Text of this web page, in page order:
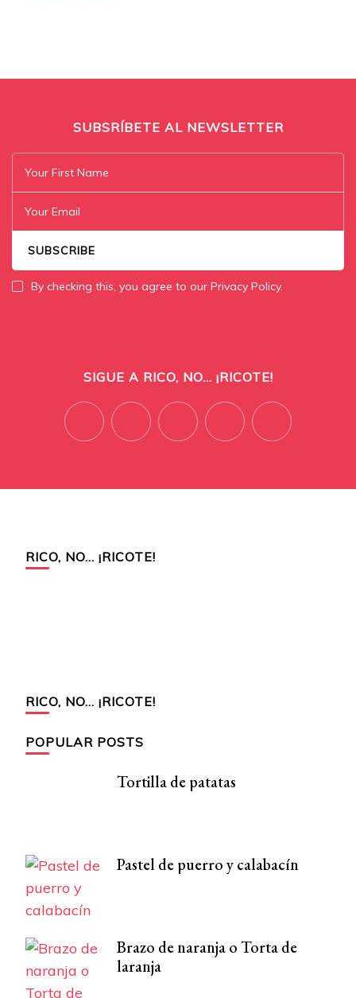
SUBSRÍBETE AL NEWSLETTER
By checking this, you agree to our Privacy Policy.
SIGUE A RICO, NO... ¡RICOTE!
RICO, NO… ¡RICOTE!
RICO, NO… ¡RICOTE!
POPULAR POSTS
Tortilla de patatas
Pastel de puerro y calabacín
Brazo de naranja o Torta de
laranja